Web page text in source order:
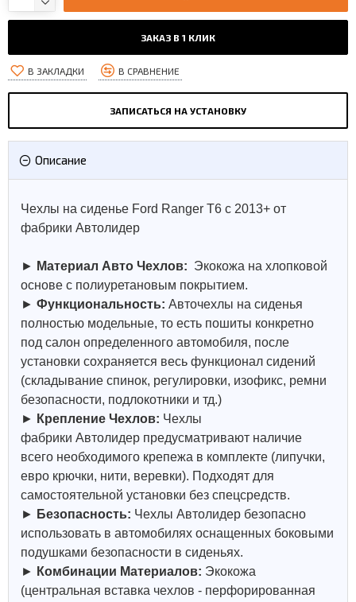
ЗАКАЗ В 1 КЛИК
В ЗАКЛАДКИ В СРАВНЕНИЕ
ЗАПИСАТЬСЯ НА УСТАНОВКУ
Описание
Чехлы на сиденье Ford Ranger T6 с 2013+ от
фабрики Автолидер
► Материал Авто Чехлов: Экокожа на хлопковой
основе с полиуретановым покрытием.
► Функциональность: Авточехлы на сиденья
полностью модельные, то есть пошиты конкретно
под салон определенного автомобиля, после
установки сохраняется весь функционал сидений
(складывание спинок, регулировки, изофикс, ремни
безопасности, подлокотники и тд.)
► Крепление Чехлов: Чехлы
фабрики Автолидер предусматривают наличие
всего необходимого крепежа в комплекте (липучки,
евро крючки, нити, веревки). Подходят для
самостоятельной установки без спецсредств.
► Безопасность: Чехлы Автолидер безопасно
использовать в автомобилях оснащенных боковыми
подушками безопасности в сиденьях.
► Комбинации Материалов: Экокожа
(центральная вставка чехлов - перфорированная